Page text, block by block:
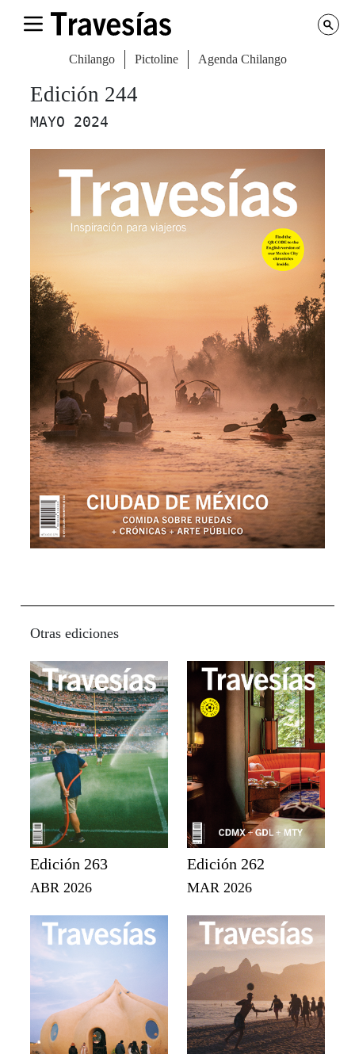
Chilango Pictoline Agenda Chilango
Edición 244
MAYO 2024
Otras ediciones
Edición 263
ABR 2026
Edición 262
MAR 2026